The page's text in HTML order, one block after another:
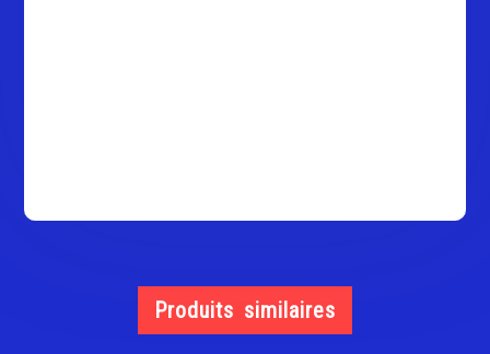
Produits similaires